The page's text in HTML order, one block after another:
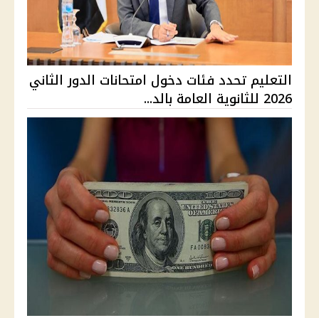
التعليم تحدد فئات دخول امتحانات الدور الثاني
2026 للثانوية العامة بالد...